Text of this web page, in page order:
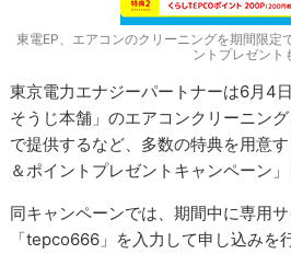
東電EP、エアコンのクリーニングを期間限定
ントプレゼント
東京電力エナジーパートナーは6月4
そうじ本舗」のエアコンクリーニン
で提供するなど、多数の特典を用意
＆ポイントプレゼントキャンペーン」
同キャンペーンでは、期間中に専用
「tepco666」を入力して申し込みを